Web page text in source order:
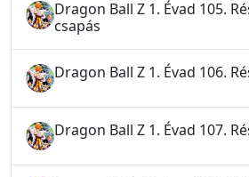
Dragon Ball Z 1. Évad 105.
csapás
Dragon Ball Z 1. Évad 106.
Dragon Ball Z 1. Évad 107.